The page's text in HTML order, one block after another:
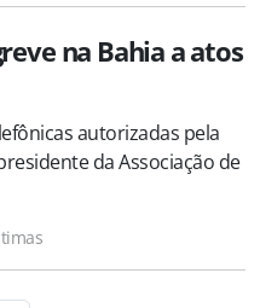
na Bahia a atos
autorizadas pela
da Associação de